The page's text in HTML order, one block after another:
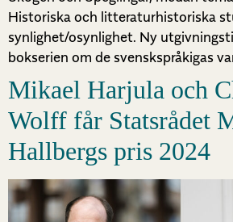
Historiska och litteraturhistoriska
synlighet/osynlighet. Ny
bokserien om de svenskspråkigas
Mikael Harjula och
Wolff får Statsrådet
Hallbergs pris 2024